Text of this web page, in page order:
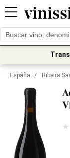
España / Ribeira